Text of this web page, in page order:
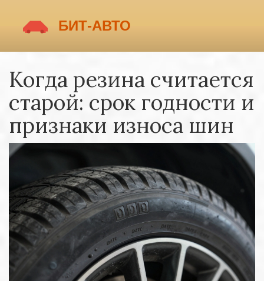
Когда резина считается
старой: срок годности и
признаки износа шин